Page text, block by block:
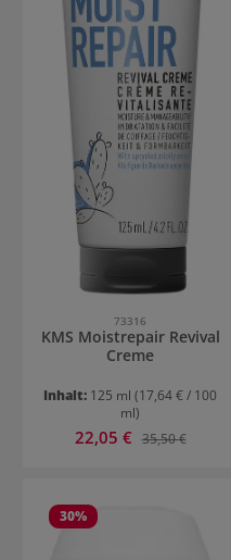
73316
KMS Moistrepair Revival
Creme
Inhalt: 125 ml (17,64 € / 100
ml)
Verkaufspreis:
22,05 € Regulärer Preis:
35,50 €
30%